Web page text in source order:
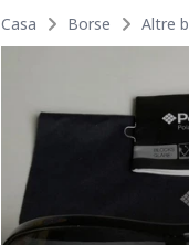
Casa Borse Altre